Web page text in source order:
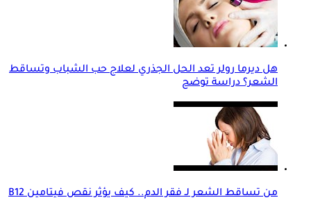
هل ديرما رولر تعد الحل الجذري لعلاج حب الشباب وتساقط
الشعر؟ دراسة توضح
من تساقط الشعر لـ فقر الدم.. كيف يؤثر نقص فيتامين B12